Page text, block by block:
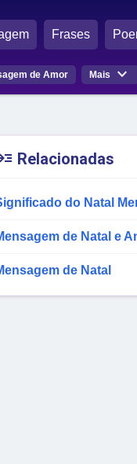
Frases
de Amor Mais 
Relacionadas
do Natal
de Natal e
de Natal